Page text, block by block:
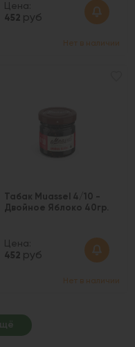
Цена:
452 руб
Нет в наличии
Табак Muassel 4/10 -
Двойное Яблоко 40гр.
Цена:
452 руб
Нет в наличии